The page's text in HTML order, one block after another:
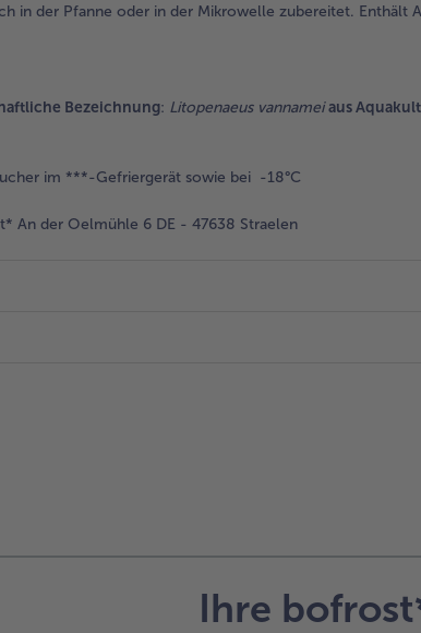
in der Pfanne oder in der Mikrowelle zubereitet. Enthält
Bezeichnung: Litopenaeus vannamei aus
im ***-Gefriergerät sowie bei -18°C
An der Oelmühle 6 DE - 47638 Straelen
Ihre